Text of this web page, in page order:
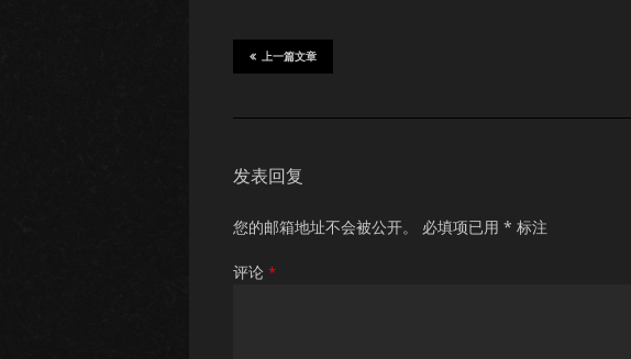
上一篇文章
发表回复
您的邮箱地址不会被公开。 必填项已用 * 标注
评论 *